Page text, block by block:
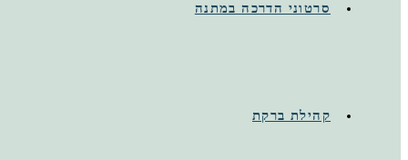
סרטוני הדרכה במתנה
קהילת ברקת